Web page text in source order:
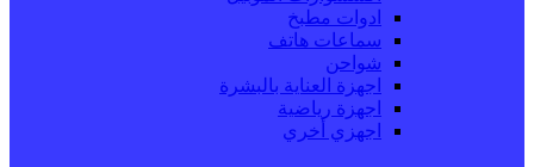
ادوات مطبخ
سماعات هاتف
شواحن
اجهزة العناية بالبشرة
اجهزة رياضية
اجهزي أخري